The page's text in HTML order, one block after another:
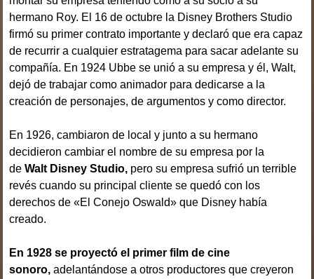
hermano Roy. El 16 de octubre la Disney Brothers Studio
firmó su primer contrato importante y declaró que era capaz
de recurrir a cualquier estratagema para sacar adelante su
compañía. En 1924 Ubbe se unió a su empresa y él, Walt,
dejó de trabajar como animador para dedicarse a la
creación de personajes, de argumentos y como director.
En 1926, cambiaron de local y junto a su hermano
decidieron cambiar el nombre de su empresa por la
de Walt Disney Studio, pero su empresa sufrió un terrible
revés cuando su principal cliente se quedó con los
derechos de «El Conejo Oswald» que Disney había
creado.
En 1928 se proyectó el primer film de cine
sonoro, adelantándose a otros productores que creyeron